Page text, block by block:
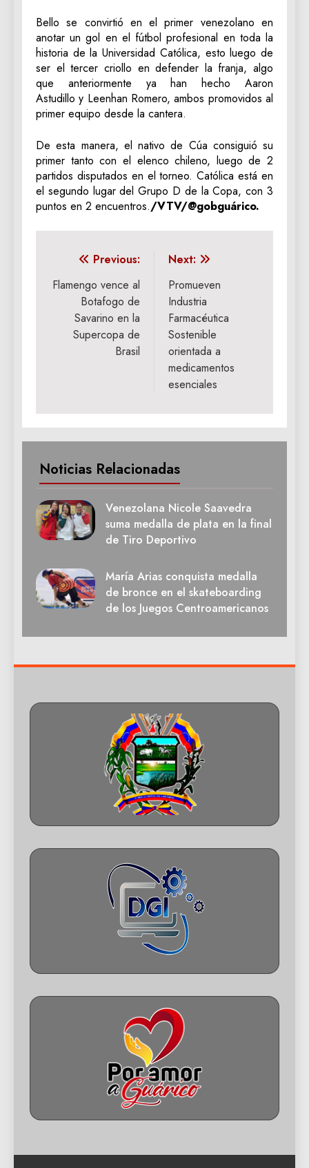
Bello se convirtió en el primer venezolano en
anotar un gol en el fútbol profesional en toda la
historia de la Universidad Católica, esto luego de
ser el tercer criollo en defender la franja, algo
que anteriormente ya han hecho Aaron
Astudillo y Leenhan Romero, ambos promovidos al
primer equipo desde la cantera.
De esta manera, el nativo de Cúa consiguió su
primer tanto con el elenco chileno, luego de 2
partidos disputados en el torneo. Católica está en
el segundo lugar del Grupo D de la Copa, con 3
puntos en 2 encuentros./VTV/@gobguárico.
Navegación
de
entradas
Previous:
Flamengo vence al
Botafogo de
Savarino en la
Supercopa de
Brasil
Next:
Promueven
Industria
Farmacéutica
Sostenible
orientada a
medicamentos
esenciales
Noticias Relacionadas
Venezolana Nicole Saavedra
suma medalla de plata en la final
de Tiro Deportivo
María Arias conquista medalla
de bronce en el skateboarding
de los Juegos Centroamericanos